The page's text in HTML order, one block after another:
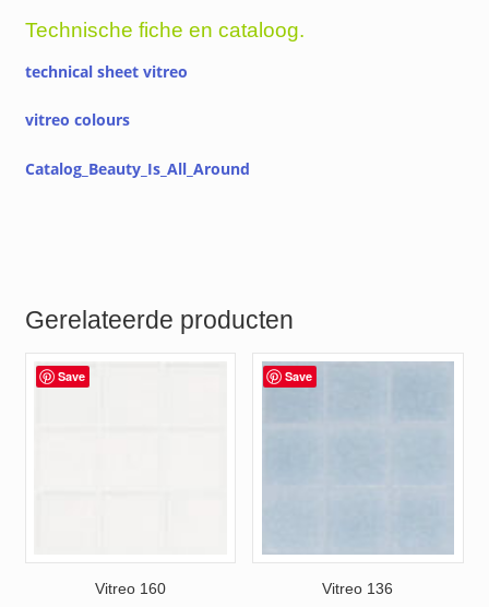
Technische fiche en cataloog.
technical sheet vitreo
vitreo colours
Catalog_Beauty_Is_All_Around
Gerelateerde producten
Save
Vitreo 160
Save
Vitreo 136